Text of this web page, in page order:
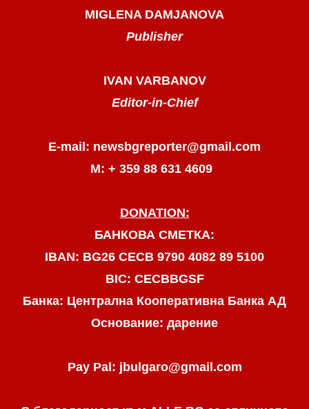
MIGLENA DAMJANOVA
Publisher
IVAN VARBANOV
Editor-in-Chief
E-mail: newsbgreporter@gmail.com
М: + 359 88 631 4609
DONATION:
БАНКОВА СМЕТКА:
IBAN: BG26 CECB 9790 4082 89 5100
BIC: CECBBGSF
Банка: Централна Кооперативна Банка АД
Основание: дарение
Pay Pal: jbulgaro@gmail.com